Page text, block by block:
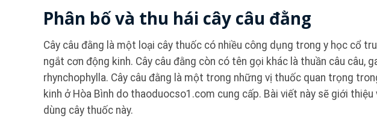
Phân bố và thu hái cây câu đằng
Cây câu đằng là một loại cây thuốc có nhiều công dụng trong y học cổ
ngắt cơn động kinh. Cây câu đằng còn có tên gọi khác là thuần câu câu,
rhynchophylla. Cây câu đằng là một trong những vị thuốc quan trọng
kinh ở Hòa Bình do thaoduocso1.com cung cấp. Bài viết này sẽ giới
dùng cây thuốc này.